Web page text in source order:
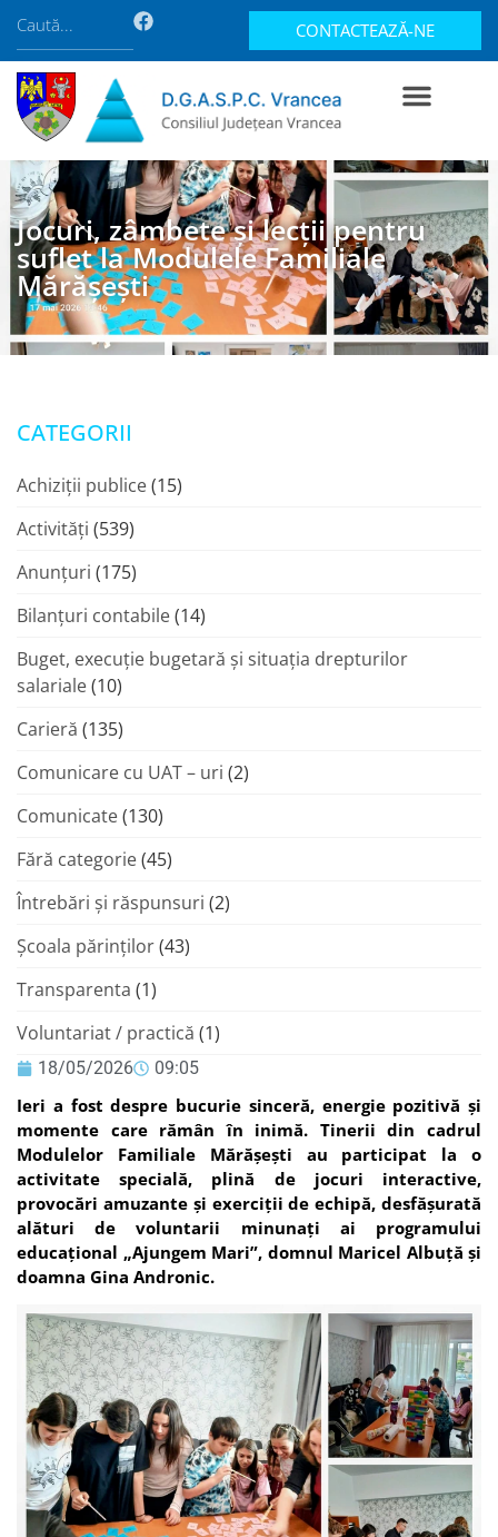
CONTACTEAZĂ-NE
Jocuri, zâmbete și lecții pentru
suflet la Modulele Familiale
Mărășești
18/05/2026 09:05
Ieri a fost despre bucurie sinceră, energie pozitivă și
momente care rămân în inimă. Tinerii din cadrul
Modulelor Familiale Mărășești au participat la o
activitate specială, plină de jocuri interactive,
provocări amuzante și exerciții de echipă, desfășurată
alături de voluntarii minunați ai programului
educațional „Ajungem Mari”, domnul Maricel Albuță și
doamna Gina Andronic.
CATEGORII
Achiziții publice(15)
Activități (539)
Anunțuri (175)
Bilanțuri contabile(14)
Buget, execuție bugetară și situația drepturilor
salariale(10)
Carieră (135)
Comunicare cu UAT – uri (2)
Comunicate(130)
Fără categorie(45)
Întrebări și răspunsuri (2)
Şcoala părinţilor(43)
Transparenta (1)
Voluntariat / practică (1)